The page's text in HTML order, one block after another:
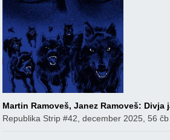
Martin Ramoveš, Janez Ramoveš: Divja
Republika Strip #42, december 2025, 56 čb